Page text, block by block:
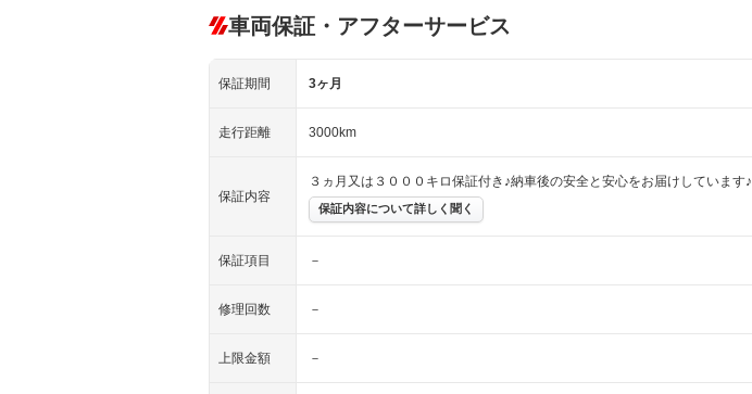
車両保証・アフターサービス
保証期間 3ヶ月
走行距離 3000km
保証内容
３ヵ月又は３０００キロ保証付き♪納車後の安全と安心をお届けしています♪
保証内容について詳しく聞く
保証項目 －
修理回数 －
上限金額 －